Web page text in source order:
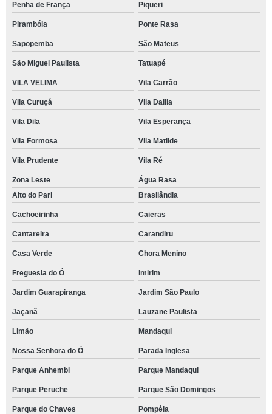
Penha de França Piqueri
Pirambóia Ponte Rasa
Sapopemba São Mateus
São Miguel Paulista Tatuapé
VILA VELIMA Vila Carrão
Vila Curuçá Vila Dalila
Vila Dila Vila Esperança
Vila Formosa Vila Matilde
Vila Prudente Vila Ré
Zona Leste
Água Rasa
Alto do Pari
Brasilândia
Cachoeirinha Caieras
Cantareira Carandiru
Casa Verde Chora Menino
Freguesia do Ó Imirim
Jardim Guarapiranga Jardim São Paulo
Jaçanã Lauzane Paulista
Limão Mandaqui
Nossa Senhora do Ó Parada Inglesa
Parque Anhembi Parque Mandaqui
Parque Peruche Parque São Domingos
Parque do Chaves Pompéia